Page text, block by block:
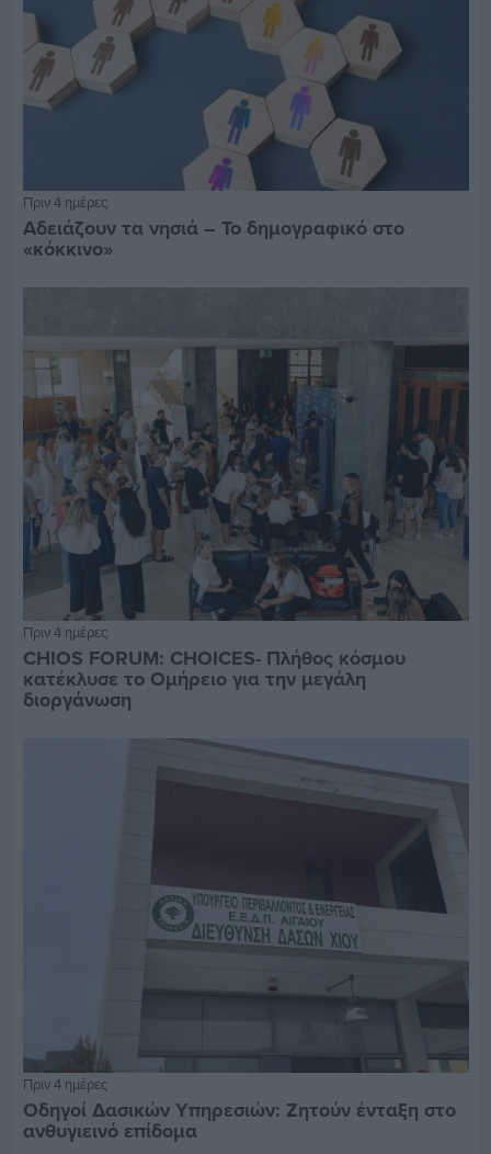
Πριν 4 ημέρες
Αδειάζουν τα νησιά – Το δημογραφικό στο
«κόκκινο»
Πριν 4 ημέρες
CHIOS FORUM: CHOICES- Πλήθος κόσμου
κατέκλυσε το Ομήρειο για την μεγάλη
διοργάνωση
Πριν 4 ημέρες
Οδηγοί Δασικών Υπηρεσιών: Ζητούν ένταξη στο
ανθυγιεινό επίδομα